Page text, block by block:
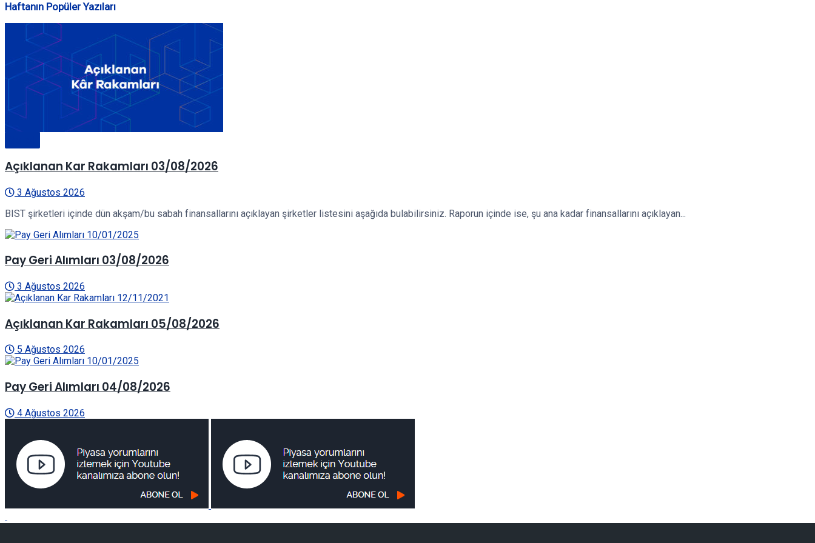
Haftanın Popüler Yazıları
Açıklanan Kar Rakamları 03/08/2026
3 Ağustos 2026
BIST şirketleri içinde dün akşam/bu sabah finansallarını açıklayan şirketler listesini aşağıda bulabilirsiniz. Raporun içinde ise, şu ana kadar finansallarını açıklayan...
Pay Geri Alımları 03/08/2026
3 Ağustos 2026
Açıklanan Kar Rakamları 05/08/2026
5 Ağustos 2026
Pay Geri Alımları 04/08/2026
4 Ağustos 2026